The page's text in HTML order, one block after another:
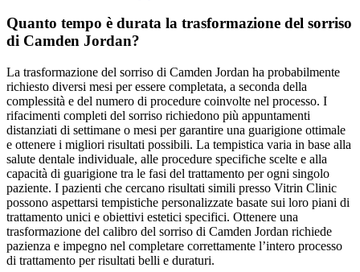
Quanto tempo è durata la trasformazione del sorriso
di Camden Jordan?
La trasformazione del sorriso di Camden Jordan ha probabilmente
richiesto diversi mesi per essere completata, a seconda della
complessità e del numero di procedure coinvolte nel processo. I
rifacimenti completi del sorriso richiedono più appuntamenti
distanziati di settimane o mesi per garantire una guarigione ottimale
e ottenere i migliori risultati possibili. La tempistica varia in base alla
salute dentale individuale, alle procedure specifiche scelte e alla
capacità di guarigione tra le fasi del trattamento per ogni singolo
paziente. I pazienti che cercano risultati simili presso Vitrin Clinic
possono aspettarsi tempistiche personalizzate basate sui loro piani di
trattamento unici e obiettivi estetici specifici. Ottenere una
trasformazione del calibro del sorriso di Camden Jordan richiede
pazienza e impegno nel completare correttamente l’intero processo
di trattamento per risultati belli e duraturi.